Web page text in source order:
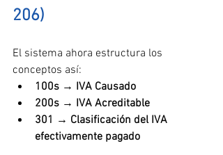
206)
El sistema ahora estructura los
conceptos así:
100s → IVA Causado
200s → IVA Acreditable
301 → Clasificación del IVA
efectivamente pagado